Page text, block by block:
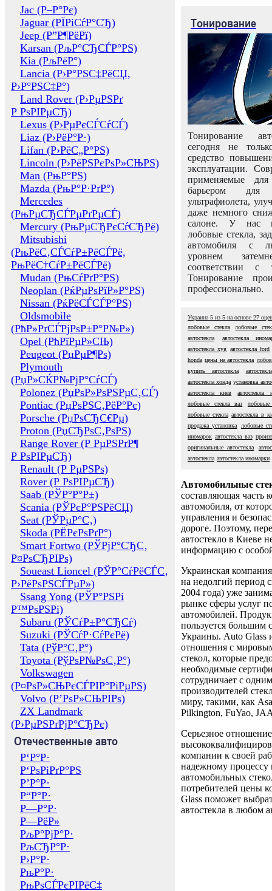
Jac (Р–Р°Рє)
Jaguar (РЇРіСѓР°СЂ)
Jeep (Р”Р¶РёРї)
Karsan (РљР°СЂСЃР°РЅ)
Kia (РљРёР°)
Lancia (Р›Р°РЅС‡РёСЏ,
Р›Р°РЅС‡Р°)
Land Rover (Р›РµРЅРґ
Р РѕРІРµСЂ)
Lexus (Р›РµРєСЃСѓСЃ)
Liaz (Р›РёР°Р·)
Lifan (Р›РёС„Р°РЅ)
Lincoln (Р›РёРЅРєРѕР»СЊРЅ)
Man (РњР°РЅ)
Mazda (РњР°Р·РґР°)
Mercedes
(РњРµСЂСЃРµРґРµСЃ)
Mercury (РњРµСЂРєСѓСЂРё)
Mitsubishi
(РњРёС‚СЃСѓР±РёСЃРё,
РњРёС†СѓР±РёСЃРё)
Mudan (РњСѓРґР°РЅ)
Neoplan (РќРµРѕРїР»Р°РЅ)
Nissan (РќРёСЃСЃР°РЅ)
Oldsmobile
(РћР»РґСЃРјРѕР±Р°Р№Р»)
Opel (РћРїРµР»СЊ)
Peugeot (РџРµР¶Рѕ)
Plymouth
(РџР»СЌР№РјР°СѓСЃ)
Polonez (РџРѕР»РѕРЅРµС‚СЃ)
Pontiac (РџРѕРЅС‚РёР°Рє)
Porsche (РџРѕСЂС€Рµ)
Proton (РџСЂРѕС‚РѕРЅ)
Range Rover (Р РµРЅРґР¶
Р РѕРІРµСЂ)
Renault (Р РµРЅРѕ)
Rover (Р РѕРІРµСЂ)
Saab (РЎР°Р°Р±)
Scania (РЎРєР°РЅРёСЏ)
Seat (РЎРµР°С‚)
Skoda (РЁРєРѕРґР°)
Smart Fortwo (РЎРјР°СЂС‚
Р¤РѕСЂРІРѕ)
Soueast Lioncel (РЎР°СѓРёСЃС‚
Р›РёРѕРЅСЃРµР»)
Ssang Yong (РЎР°РЅРі
Р™РѕРЅРі)
Subaru (РЎСѓР±Р°СЂСѓ)
Suzuki (РЎСѓР·СѓРєРё)
Tata (РўР°С‚Р°)
Toyota (РўРѕР№РѕС‚Р°)
Volkswagen
(Р¤РѕР»СЊРєСЃРІР°РіРµРЅ)
Volvo (Р’РѕР»СЊРІРѕ)
ZX Landmark
(Р›РµРЅРґРјР°СЂРє)
Отечественные авто
Р‘Р°Р·
Р‘РѕРіРґР°РЅ
Р’Р°Р·
Р“Р°Р·
Р—Р°Р·
Р—РёР»
РљР°РјР°Р·
РљСЂР°Р·
Р›Р°Р·
РњР°Р·
РњРѕСЃРєРІРёС‡
Тонирование
Тонирование
сегодня не
средство
эксплуатации.
применяемые
барьером для
ультрафиолета,
даже немного
салоне. У нас
лобовые стекла,
автомобиля с
уровнем
соответствии с
Тонирование
профессионально.
Украина 5 из 5 на основе 27
лобовые стекла
лобовые
автостекла
автостекла
автостекла xyg автостекла ford
honda цены на автостекла
купить автостекла
автостекла хонда установка
автостекла киев
автостекла
лобовые стекла ваз
лобовые стекла автостекла в
продажа установка
лобовые
иномарок автостекла ваз
оригинальные автостекла
автостекла автостекла иномарки
Автомобильные
составляющая часть
автомобиля, от
управления и
дороге. Поэтому,
автостекло в Киеве
информацию с
Украинская
на недолгий период
2004 года) уже
рынке сферы услуг
автомобилей.
пользуется большим
Украины. Auto Glass
отношения с
стекол, которые
необходимые
сотрудничает с
производителей
миру, такими, как
Pilkington, FuYao,
Серьезное отношение
компании к своей
надежному процессу
автомобильных
потребителей цены
Glass поможет
автостекла в любом